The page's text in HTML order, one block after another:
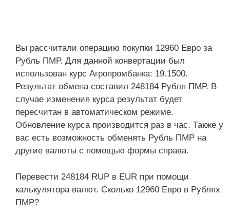
Вы рассчитали операцию покупки 12960 Евро за
Рубль ПМР. Для данной конвертации был
использован курс Агропромбанка: 19.1500.
Результат обмена составил 248184 Рубля ПМР. В
случае изменения курса результат будет
пересчитан в автоматическом режиме.
Обновление курса производится раз в час. Также у
вас есть возможность обменять Рубль ПМР на
другие валюты с помощью формы справа.
Перевести 248184 RUP в EUR при помощи
калькулятора валют. Сколько 12960 Евро в Рублях
ПМР?